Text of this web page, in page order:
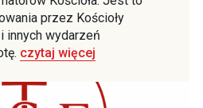
przez Kościoły
innych wydarzeń
czytaj więcej